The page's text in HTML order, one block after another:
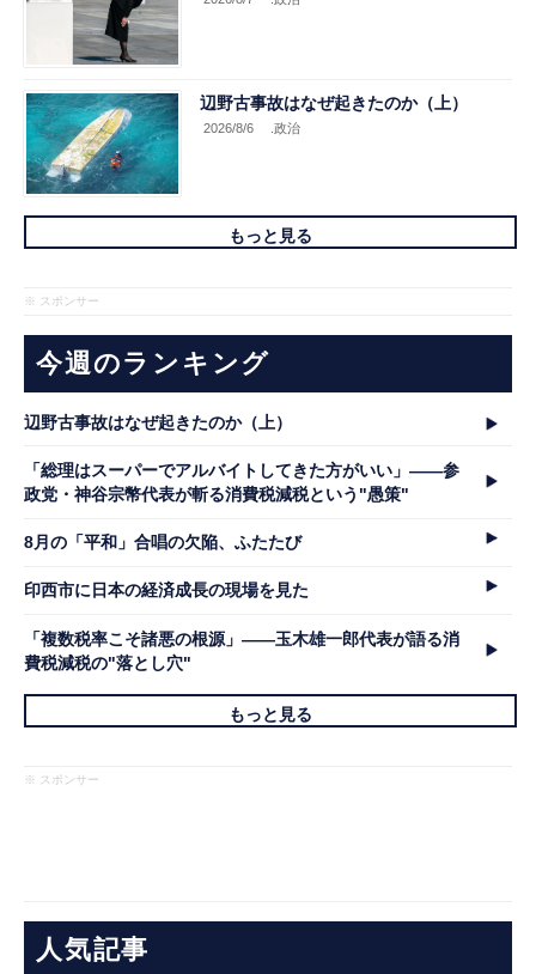
辺野古事故はなぜ起きたのか（上）
2026/8/6 .政治
もっと見る
※ スポンサー
今週のランキング
辺野古事故はなぜ起きたのか（上）
「総理はスーパーでアルバイトしてきた方がいい」――参
政党・神谷宗幣代表が斬る消費税減税という"愚策"
8月の「平和」合唱の欠陥、ふたたび
印西市に日本の経済成長の現場を見た
「複数税率こそ諸悪の根源」――玉木雄一郎代表が語る消
費税減税の"落とし穴"
もっと見る
※ スポンサー
人気記事